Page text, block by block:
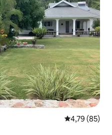
5 üzerinden
4,79 (85)